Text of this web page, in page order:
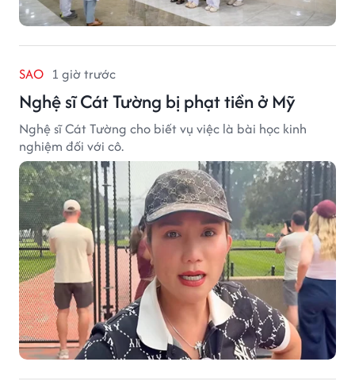
SAO 1 giờ trước
Nghệ sĩ Cát Tường bị phạt tiền ở Mỹ
Nghệ sĩ Cát Tường cho biết vụ việc là bài học kinh
nghiệm đối với cô.